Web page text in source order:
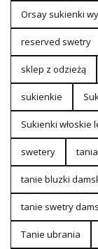
Orsay sukienki
reserved swetry
sklep z odzieżą
sukienkie
Sukienki włoskie
swetery
tanie bluzki
tanie swetry
Tanie ubrania